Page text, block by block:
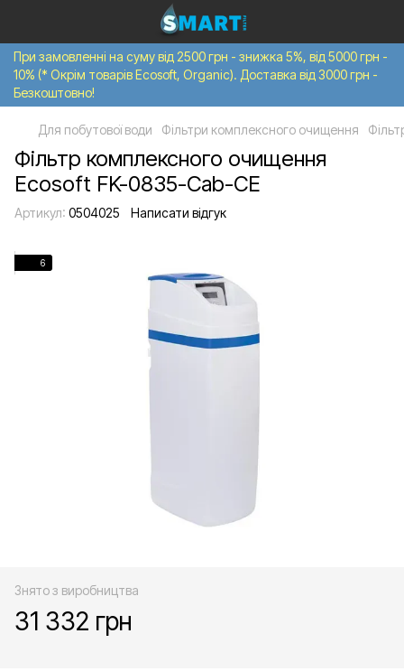
При замовленні на суму від 2500 грн - знижка 5%, від 5000 грн -
10% (* Окрім товарів Ecosoft, Organic). Доставка від 3000 грн -
Безкоштовно!
Для побутової води Фільтри комплексного очищення
Фільтр комплексного очищення
Ecosoft FK-0835-Cab-CE
Артикул: 0504025 Написати відгук
6
Знято з виробництва
31 332 грн